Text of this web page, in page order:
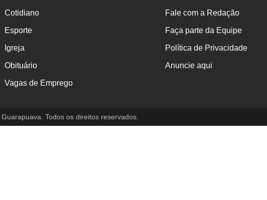
Cotidiano
Esporte
Igreja
Obituário
Vagas de Emprego
Fale com a Redação
Faça parte da Equipe
Política de Privacidade
Anuncie aqui
Todos os direitos reservados.